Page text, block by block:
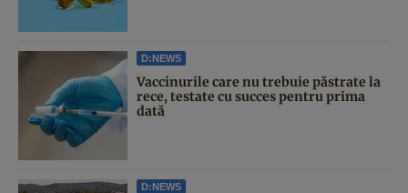
D:NEWS
Vaccinurile care nu trebuie păstrate la
rece, testate cu succes pentru prima
dată
D:NEWS